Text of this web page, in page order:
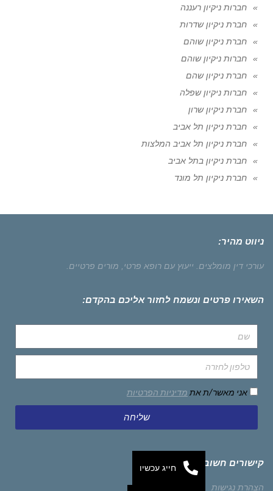
חברות ניקיון רעננה
חברת ניקיון שדרות
חברת ניקיון שוהם
חברות ניקיון שוהם
חברת ניקיון שהם
חברות ניקיון שפלה
חברת ניקיון שרון
חברת ניקיון תל אביב
חברת ניקיון תל אביב המלצות
חברת ניקיון בתל אביב
חברת ניקיון תל מונד
ניווט מהיר:
עורכי דין מומלצים. ייעוץ עם רופא פרטי, מורים פרטיים.
השאירו פרטים ונשמח לחזור אליכם בהקדם:
אני מאשר/ת את מדיניות הפרטיות
שליחה
קישורים חשובים
הצהרת נגישות
חייג עכשיו